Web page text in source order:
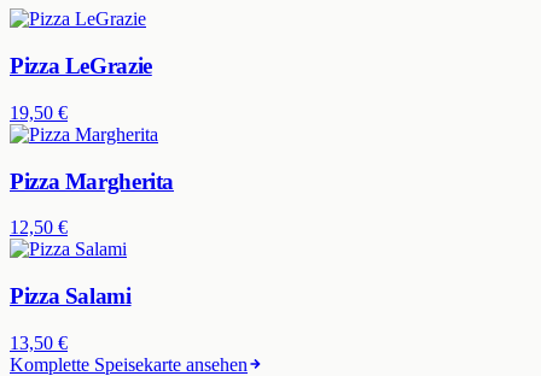
Pizza LeGrazie
19,50 €
Pizza Margherita
12,50 €
Pizza Salami
13,50 €
Komplette Speisekarte ansehen